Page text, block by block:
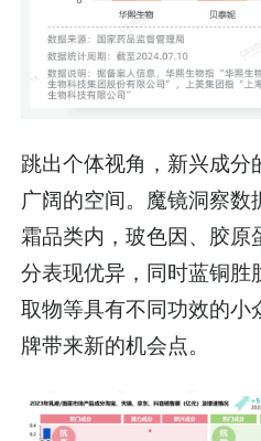
跳出个体视角，新兴成分
广阔的空间。魔镜洞察
霜品类内，玻色因、胶
分表现优异，同时蓝铜
取物等具有不同功效的小
牌带来新的机会点。